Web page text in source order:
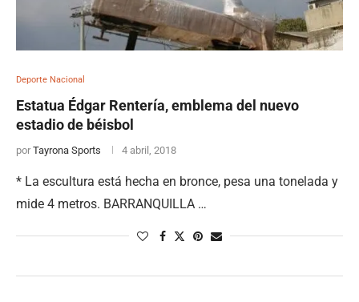
Deporte Nacional
Estatua Édgar Rentería, emblema del nuevo
estadio de béisbol
por Tayrona Sports 4 abril, 2018
* La escultura está hecha en bronce, pesa una tonelada y
mide 4 metros. BARRANQUILLA …